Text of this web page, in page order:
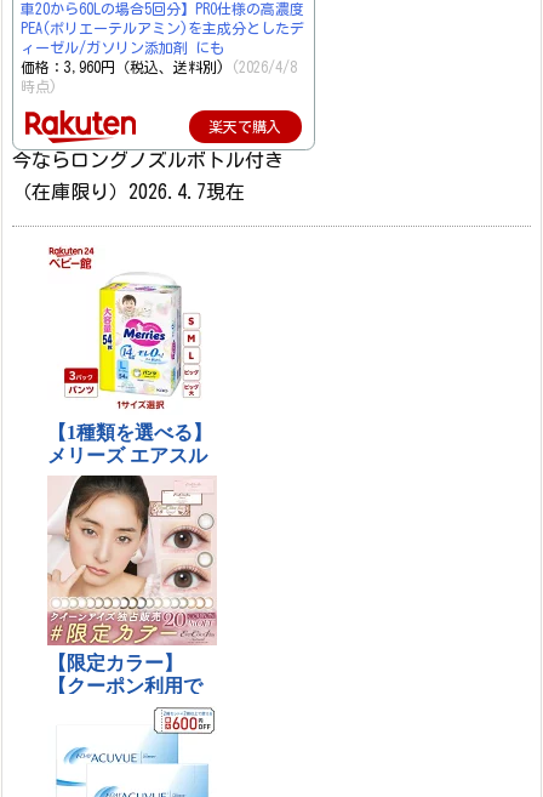
車20から60Lの場合5回分】PRO仕様の高濃度
PEA(ポリエーテルアミン)を主成分としたデ
ィーゼル/ガソリン添加剤 にも
価格：3,960円（税込、送料別)
(2026/4/8
時点)
楽天で購入
今ならロングノズルボトル付き
（在庫限り）2026.4.7現在